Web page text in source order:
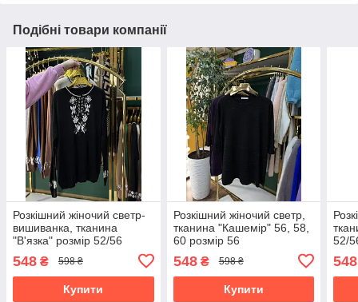
Подібні товари компанії
Розкішний жіночий светр-
вишиванка, тканина
"В'язка" розмір 52/56
548 ₴ 598 ₴
Купити
Розкішний жіночий светр,
тканина "Кашемір" 56, 58,
60 розмір 56
548₴ 598 ₴
Купити
52/
548